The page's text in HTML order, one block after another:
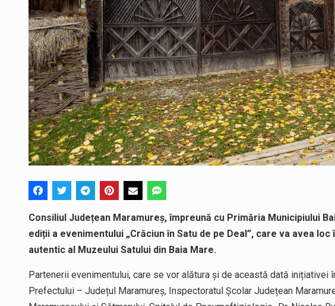
Consiliul Județean Maramureș, împreună cu Primăria Municipiului
ediții a evenimentului „Crăciun în Satu de pe Deal”, care va avea
autentic al Muzeului Satului din Baia Mare.
Partenerii evenimentului, care se vor alătura și de această dată inițiativei
Prefectului – Județul Maramureș, Inspectoratul Școlar Județean